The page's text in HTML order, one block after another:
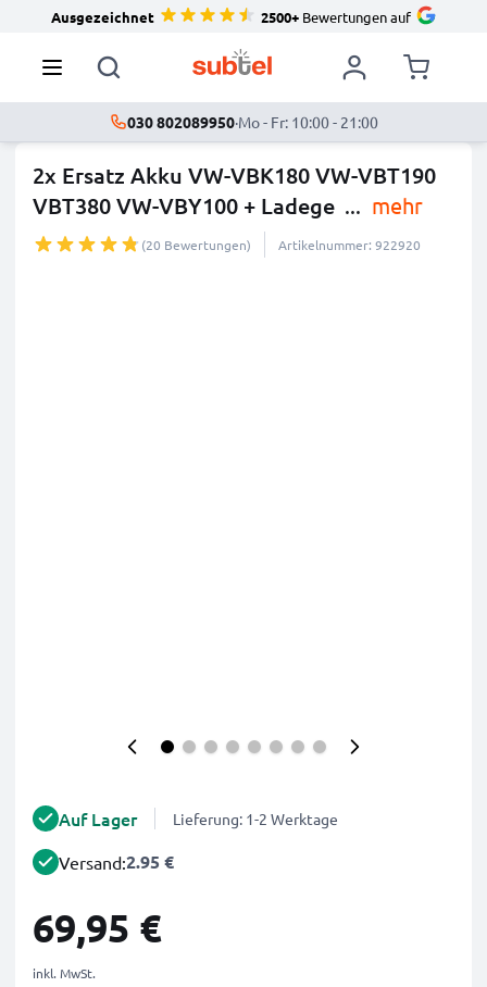
Ausgezeichnet 2500+Bewertungen auf
030 802089950·Mo - Fr: 10:00 - 21:00
2x Ersatz Akku VW-VBK180 VW-VBT190
VBT380 VW-VBY100 + Ladege ... mehr
(20 Bewertungen) Artikelnummer: 922920
Auf Lager Lieferung: 1-2 Werktage
Versand:2.95 €
69,95 €
inkl. MwSt.